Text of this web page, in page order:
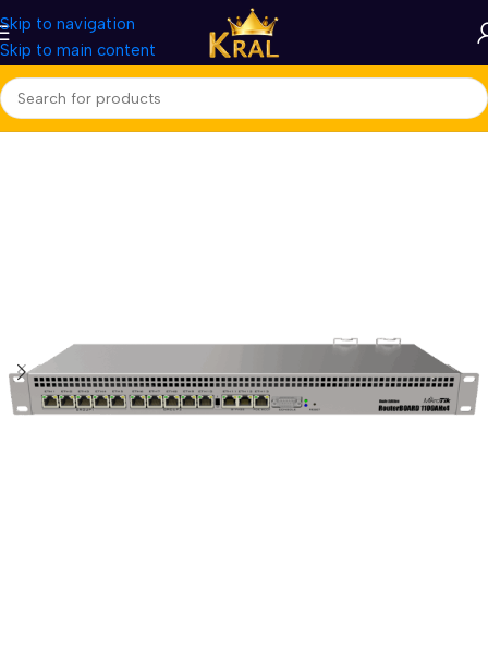
Skip to navigation
Skip to main content